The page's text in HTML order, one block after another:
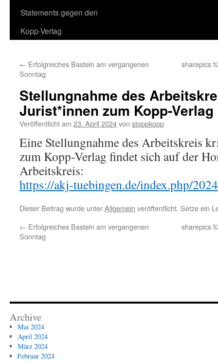
Statements gegen den
Kopp-Verlag
← Erfolgreiches Basteln am vergangenen
Sonntag
sharepics
Stellungnahme des
Jurist*innen zum Kopp-Verlag
Veröffentlicht am 23. April 2024von stoppkopp
Eine Stellungnahme des Arbeitskreis
zum Kopp-Verlag findet sich auf der
Arbeitskreis:
https://akj-tuebingen.de/index.php/
Dieser Beitrag wurde unterAllgemein veröffentlicht. Setze ein
← Erfolgreiches Basteln am vergangenen
Sonntag
sharepics
Archive
Mai 2024
April 2024
März 2024
Februar 2024